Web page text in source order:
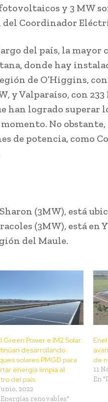
y 3 MW
Coordinador
del país, la mayor
donde hay
de O’Higgins,
y Valparaíso, con
han logrado superar
No
de potencia, como
(3MW), está
(3MW), está en
del Maule.
Green Power e IM2 Solar
desarrollando
solares PMGD para
energía limpia al
del país
2022
renovables"
de
11
En